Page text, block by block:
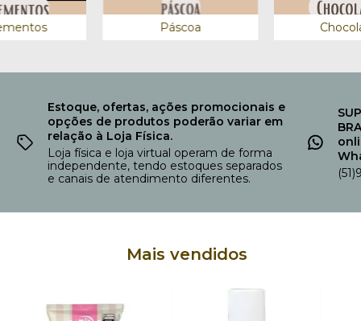
Páscoa
Estoque, ofertas, ações promocionais e
opções de produtos poderão variar em
relação à Loja Física.
Loja física e loja virtual operam de forma
independente, tendo estoques separados
e canais de atendimento diferentes.
Mais vendidos